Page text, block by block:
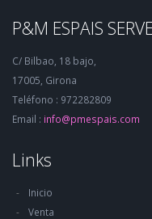
P&M ESPAIS
C/ Bilbao, 18 bajo,
17005, Girona
Teléfono : 972282809
Email : info@pmespais.com
Links
Inicio
Venta